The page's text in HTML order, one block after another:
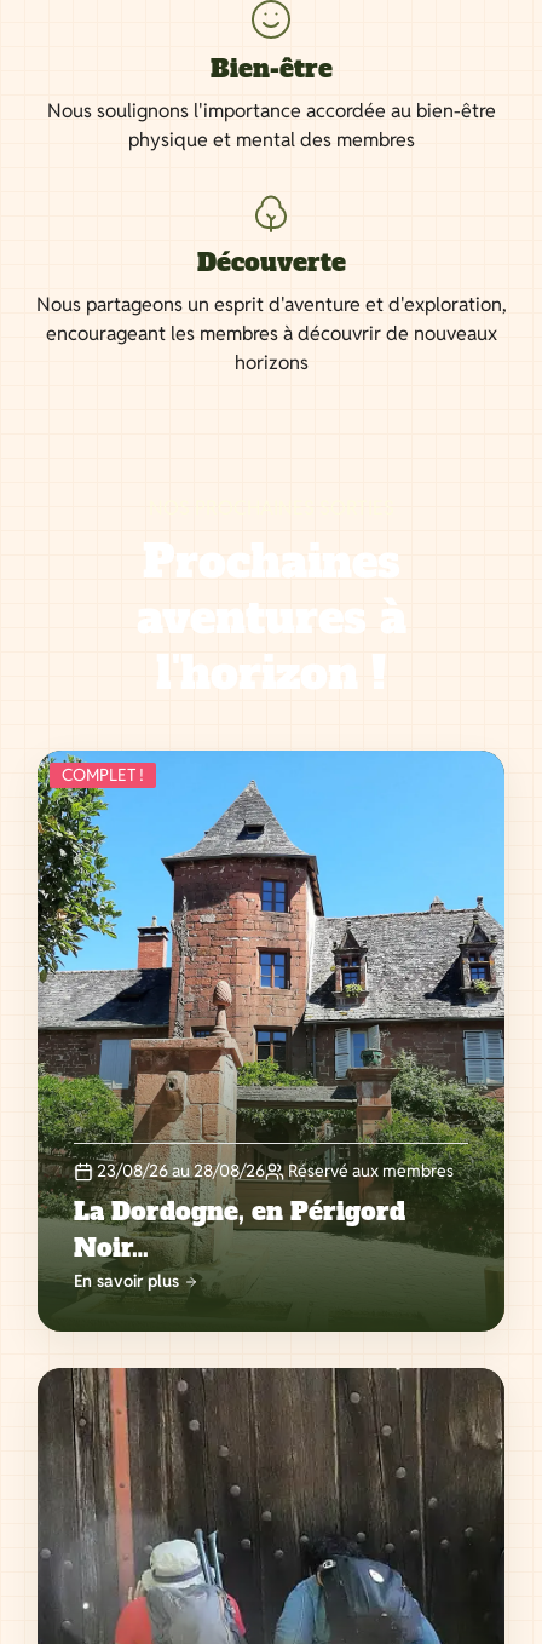
Bien-être
Nous soulignons l'importance accordée au bien-être
physique et mental des membres
Découverte
Nous partageons un esprit d'aventure et d'exploration,
encourageant les membres à découvrir de nouveaux
horizons
Prochaines
aventures à
l'horizon !
COMPLET !
23/08/26 au 28/08/26 Réservé aux membres
La Dordogne, en Périgord
Noir…
En savoir plus